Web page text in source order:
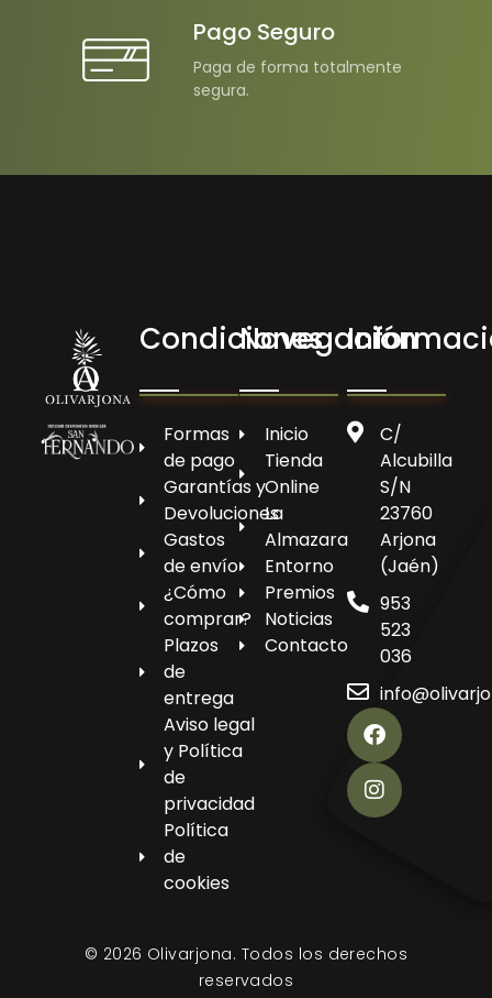
Pago Seguro
Paga de forma totalmente
segura.
Olivarjona
AOVE de Arjona
Condiciones
Formas
de pago
Garantías y
Devoluciones
Gastos
de envío
¿Cómo
comprar?
Plazos
de
entrega
Aviso legal
y Política
de
privacidad
Política
de
cookies
Navegación
Inicio
Tienda
Online
La
Almazara
Entorno
Premios
Noticias
Contacto
C/
Alcubilla
S/N
23760
Arjona
(Jaén)
953
523
036
© 2026 Olivarjona. Todos los derechos
reservados